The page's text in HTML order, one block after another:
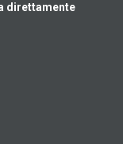
direttamente